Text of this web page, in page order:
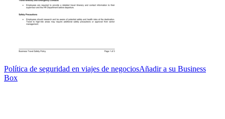
Política de seguridad en viajes de negociosAñadir a su Business
Box